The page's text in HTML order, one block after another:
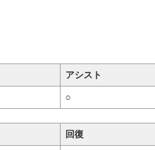
アシスト
○
回復